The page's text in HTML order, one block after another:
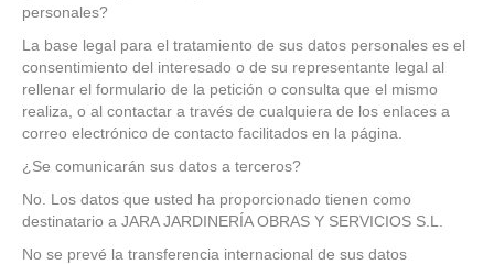
personales?
La base legal para el tratamiento de sus datos personales es el
consentimiento del interesado o de su representante legal al
rellenar el formulario de la petición o consulta que el mismo
realiza, o al contactar a través de cualquiera de los enlaces a
correo electrónico de contacto facilitados en la página.
¿Se comunicarán sus datos a terceros?
No. Los datos que usted ha proporcionado tienen como
destinatario a JARA JARDINERÍA OBRAS Y SERVICIOS S.L.
No se prevé la transferencia internacional de sus datos